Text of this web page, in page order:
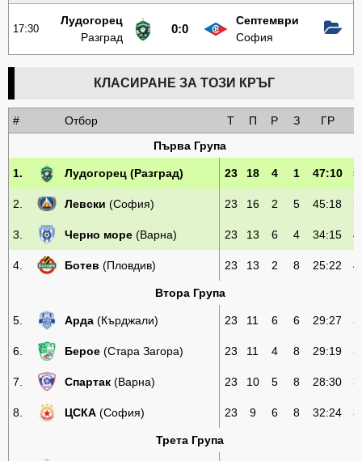
17:30
Лудогорец
Разград
0:0
Септември
София
КЛАСИРАНЕ ЗА ТОЗИ КРЪГ
# Отбор Т П Р З ГР
Първа Група
1. Лудогорец (Разград) 23 18 4 1 47:10
2. Левски (София) 23 16 2 5 45:18
3. Черно море (Варна) 23 13 6 4 34:15
4. Ботев (Пловдив) 23 13 2 8 25:22
Втора Група
5. Арда (Кърджали) 23 11 6 6 29:27
6. Берое (Стара Загора) 23 11 4 8 29:19
7. Спартак (Варна) 23 10 5 8 28:30
8. ЦСКА (София) 23 9 6 8 32:24
Трета Група